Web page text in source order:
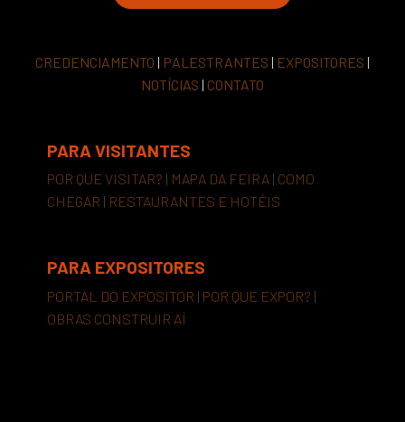
CREDENCIAMENTO | PALESTRANTES | EXPOSITORES |
NOTÍCIAS | CONTATO
PARA VISITANTES
POR QUE VISITAR? | MAPA DA FEIRA | COMO
CHEGAR | RESTAURANTES E HOTÉIS
PARA EXPOSITORES
PORTAL DO EXPOSITOR | POR QUE EXPOR? |
OBRAS CONSTRUIR AÍ